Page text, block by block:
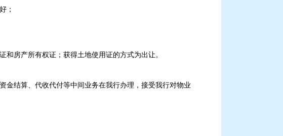
；
房产所有权证；获得土地使用证的方式为出让。
结算、代收代付等中间业务在我行办理，接受我行对物业